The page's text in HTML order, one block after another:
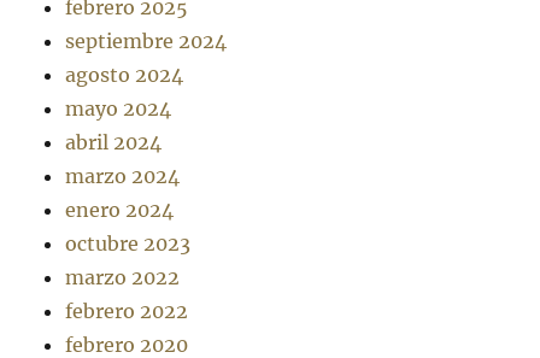
febrero 2025
septiembre 2024
agosto 2024
mayo 2024
abril 2024
marzo 2024
enero 2024
octubre 2023
marzo 2022
febrero 2022
febrero 2020